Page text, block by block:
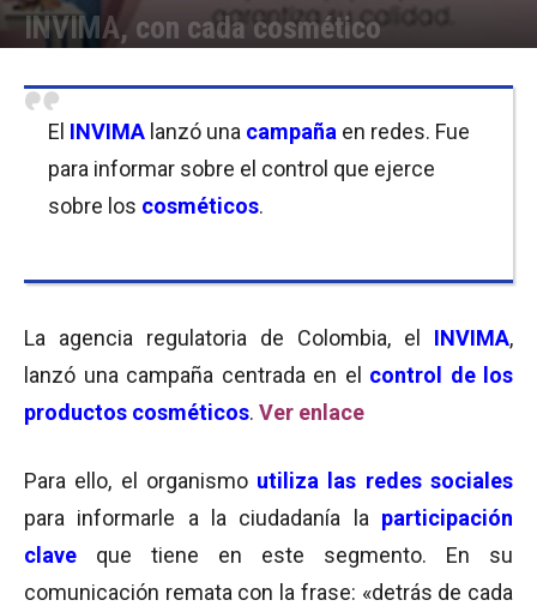
INVIMA, con cada cosmético
El INVIMA lanzó una campaña en redes. Fue
para informar sobre el control que ejerce
sobre los cosméticos.
La agencia regulatoria de Colombia, el INVIMA,
lanzó una campaña centrada en el control de los
productos cosméticos. Ver enlace
Para ello, el organismoutiliza las redes sociales
para informarle a la ciudadanía la participación
clave
que tiene en este segmento. En su
comunicación remata con la frase: «detrás de cada